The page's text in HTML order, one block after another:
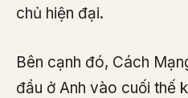
chủ hiện đại.
Bên cạnh đó, Cách
đầu ở Anh vào cuối thế